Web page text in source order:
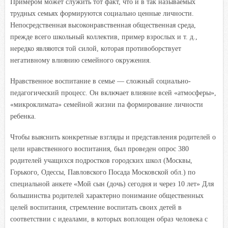
трудных семьях формируются социально ценные личности.
Непосредственная высоконравственная общественная среда,
прежде всего школьный коллектив, пример взрослых и т. д.,
нередко являются той силой, которая противоборствует
негативному влиянию семейного окружения.
Нравственное воспитание в семье — сложный социально-
педагогический процесс. Он включает влияние всей «атмосферы»,
«микроклимата» семейной жизни па формирование личности
ребенка.
Чтобы выяснить конкретные взгляды и представления родителей о
цели нравственного воспитания, был проведен опрос 380
родителей учащихся подростков городских школ (Москвы,
Горького, Одессы, Павловского Посада Московской обл.) по
специальной анкете «Мой сын (дочь) сегодня и через 10 лет» Для
большинства родителей характерно понимание общественных
целей воспитания, стремление воспитать своих детей в
соответствии с идеалами, в которых воплощен образ человека с